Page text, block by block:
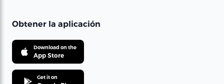
Obtener la aplicación
Download on the
App Store
Get it on